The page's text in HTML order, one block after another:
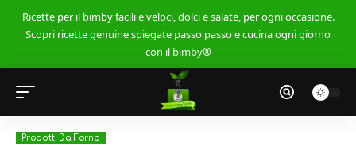
Ricette per il bimby facili e veloci, dolci e salate, per ogni occasione.
Scopri ricette genuine spiegate passo passo e cucina ogni giorno
con il bimby®
Prodotti Da Forno